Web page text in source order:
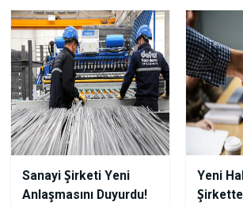
Sanayi Şirketi Yeni
Anlaşmasını Duyurdu!
Yeni